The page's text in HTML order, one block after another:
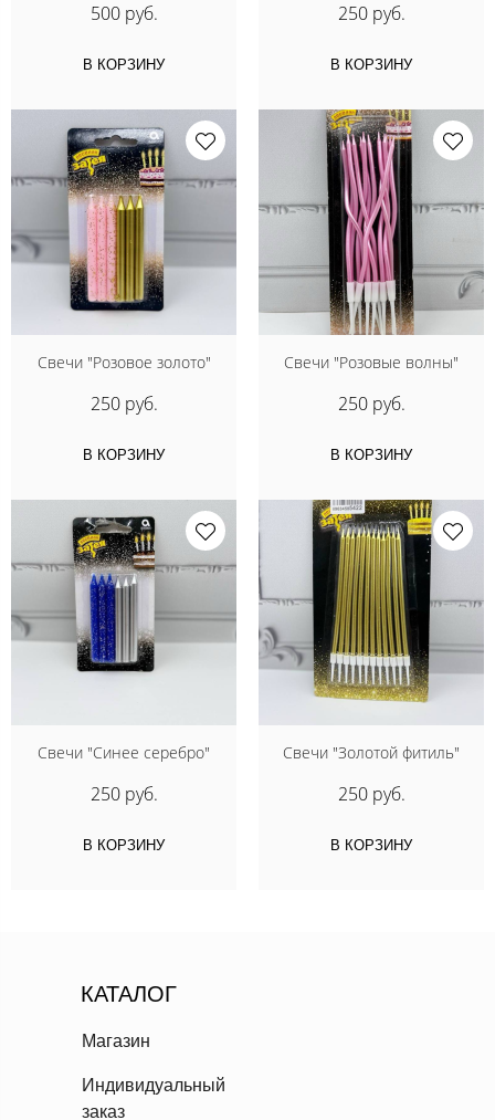
500 руб.
В КОРЗИНУ
250 руб.
В КОРЗИНУ
Свечи "Розовое золото"
250 руб.
В КОРЗИНУ
Свечи "Розовые волны"
250 руб.
В КОРЗИНУ
Свечи "Синее серебро"
250 руб.
В КОРЗИНУ
Свечи "Золотой фитиль"
250 руб.
В КОРЗИНУ
КАТАЛОГ
Магазин
Индивидуальный
заказ